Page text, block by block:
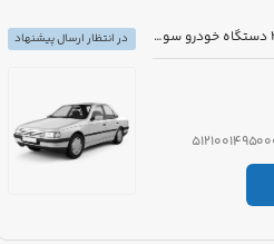
مزایده دولتی تعداد 3 دستگاه خودرو سواری و اتوبوس
در انتظار ارسال پیشنهاد